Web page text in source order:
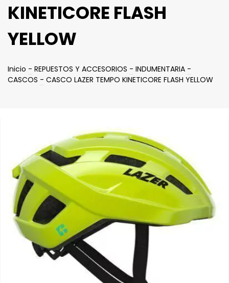
KINETICORE FLASH
YELLOW
Inicio - REPUESTOS Y ACCESORIOS - INDUMENTARIA -
CASCOS - CASCO LAZER TEMPO KINETICORE FLASH YELLOW